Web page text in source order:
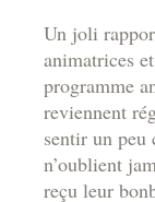
Un joli
animatrices
programme
reviennent
sentir un peu
n’oublient
reçu leur